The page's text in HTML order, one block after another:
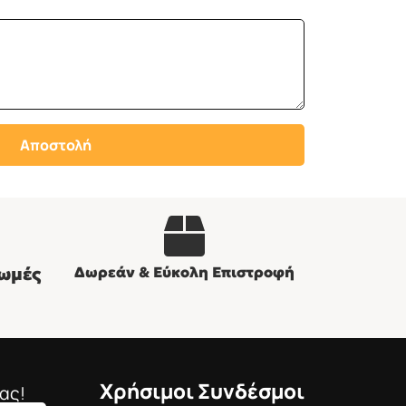
Αποστολή
Δωρεάν & Εύκολη Επιστροφή
Χρήσιμοι Συνδέσμοι